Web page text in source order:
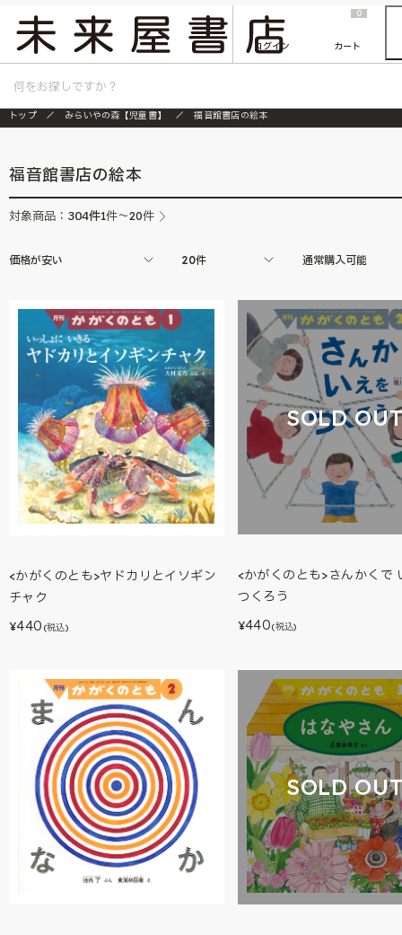
『ONE PIECE magazine 021 ONE PIECEカード付き同梱版』発売延期のご案内
ログイン
0
カート
トップ みらいやの森【児童書】 福音館書店の絵本
福音館書店の絵本
対象商品： 304件1件～20件
価格が安い 20件 通常購入可能
<かがくのとも>ヤドカリとイソギン
チャク
¥440 (税込)
SOLD
<かがくのとも>さんかくで
つくろう
¥440(税込)
SOLD